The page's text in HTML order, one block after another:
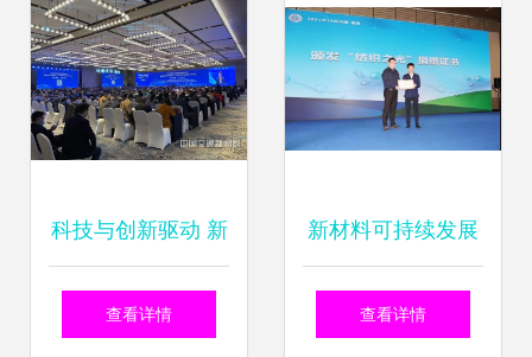
务 定位
科技与创新驱动 新
材料技术推广服务
查看详情
新材料可持续发展
咋突破？快来纺织
查看详情